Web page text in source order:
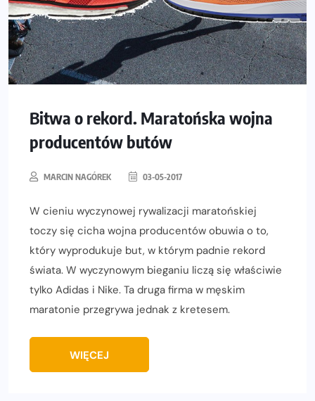
Bitwa o rekord. Maratońska wojna
producentów butów
MARCIN NAGÓREK 03-05-2017
W cieniu wyczynowej rywalizacji maratońskiej
toczy się cicha wojna producentów obuwia o to,
który wyprodukuje but, w którym padnie rekord
świata. W wyczynowym bieganiu liczą się właściwie
tylko Adidas i Nike. Ta druga firma w męskim
maratonie przegrywa jednak z kretesem.
WIĘCEJ